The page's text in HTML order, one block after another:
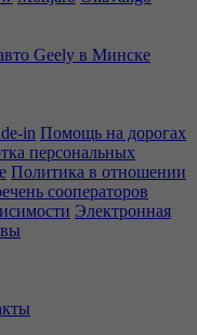
Geely в Минске
in Помощь на дорогах
персональных
Политика в отношении
сооператоров
Электронная